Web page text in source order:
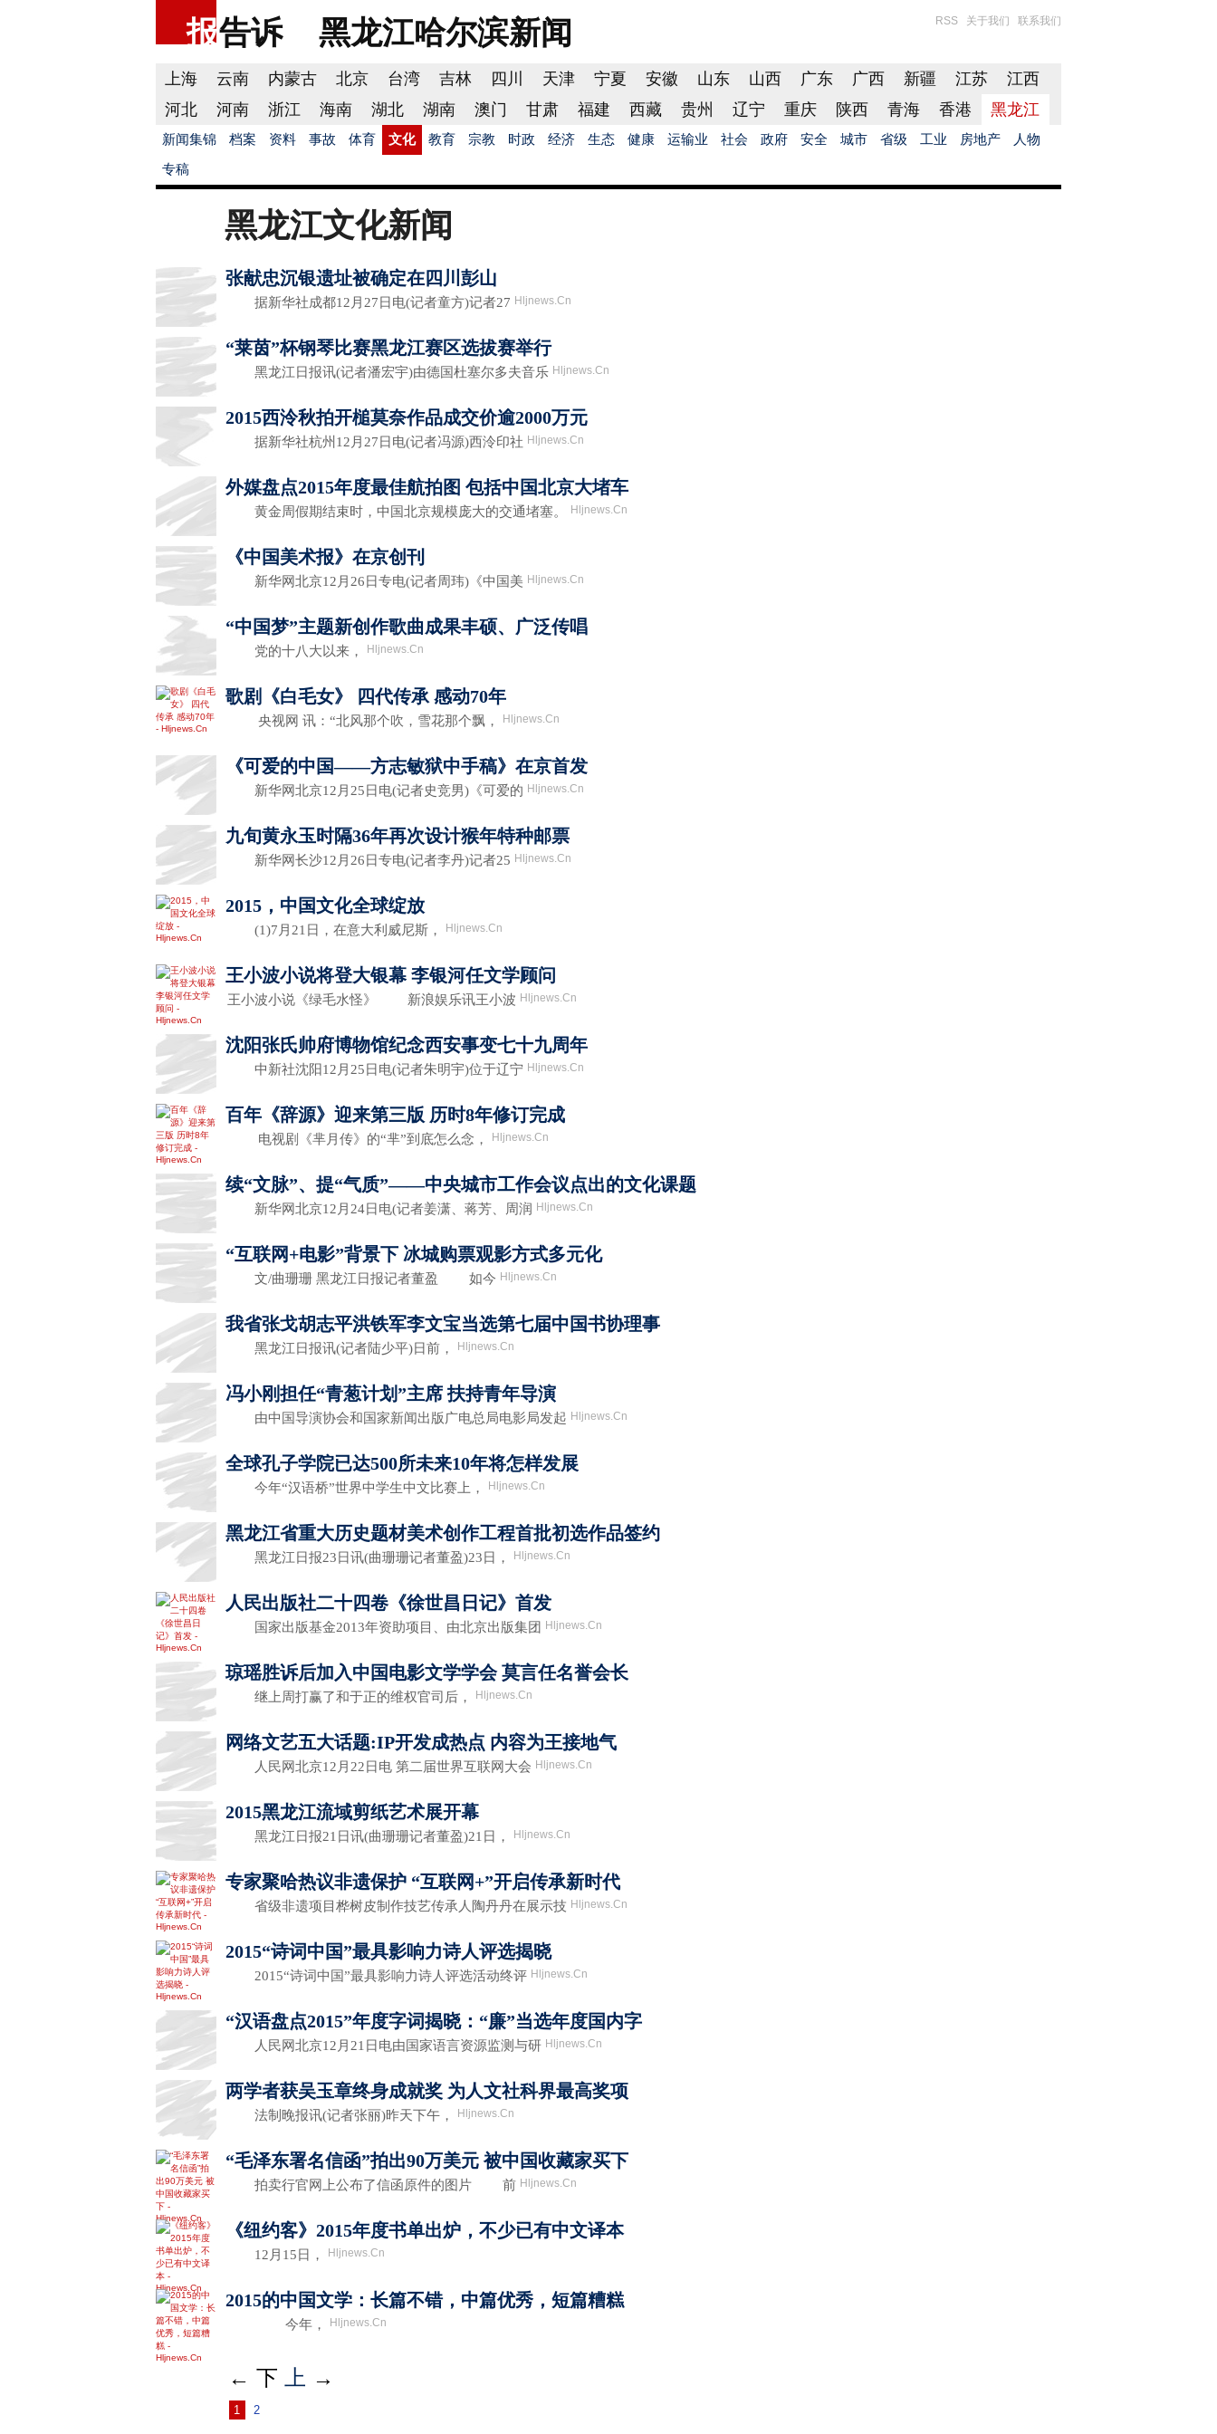
报告诉 黑龙江哈尔滨新闻 RSS 关于我们 联系我们
上海 云南 内蒙古 北京 台湾 吉林 四川 天津 宁夏 安徽 山东 山西 广东 广西 新疆 江苏
江西
河北
河南 浙江 海南 湖北 湖南 澳门 甘肃 福建 西藏 贵州 辽宁 重庆 陕西 青海 香港 黑龙江
新闻集锦 档案 资料 事故 体育 文化 教育 宗教 时政 经济 生态 健康 运输业 社会 政府 安全 城市 省级 工业 房地产 人物
专稿
黑龙江文化新闻
张献忠沉银遗址被确定在四川彭山
据新华社成都12月27日电(记者童方)记者27 Hljnews.Cn
“莱茵”杯钢琴比赛黑龙江赛区选拔赛举行
黑龙江日报讯(记者潘宏宇)由德国杜塞尔多夫音乐 Hljnews.Cn
2015西泠秋拍开槌莫奈作品成交价逾2000万元
据新华社杭州12月27日电(记者冯源)西泠印社 Hljnews.Cn
外媒盘点2015年度最佳航拍图 包括中国北京大堵车
黄金周假期结束时，中国北京规模庞大的交通堵塞。 Hljnews.Cn
《中国美术报》在京创刊
新华网北京12月26日专电(记者周玮)《中国美 Hljnews.Cn
“中国梦”主题新创作歌曲成果丰硕、广泛传唱
党的十八大以来， Hljnews.Cn
歌剧《白毛女》 四代传承 感动70年
央视网 讯：“北风那个吹，雪花那个飘， Hljnews.Cn
《可爱的中国——方志敏狱中手稿》在京首发
新华网北京12月25日电(记者史竞男)《可爱的 Hljnews.Cn
九旬黄永玉时隔36年再次设计猴年特种邮票
新华网长沙12月26日专电(记者李丹)记者25 Hljnews.Cn
2015，中国文化全球绽放
(1)7月21日，在意大利威尼斯， Hljnews.Cn
王小波小说将登大银幕 李银河任文学顾问
王小波小说《绿毛水怪》 新浪娱乐讯王小波 Hljnews.Cn
沈阳张氏帅府博物馆纪念西安事变七十九周年
中新社沈阳12月25日电(记者朱明宇)位于辽宁 Hljnews.Cn
百年《辞源》迎来第三版 历时8年修订完成
电视剧《芈月传》的“芈”到底怎么念， Hljnews.Cn
续“文脉”、提“气质”——中央城市工作会议点出的文化课题
新华网北京12月24日电(记者姜潇、蒋芳、周润 Hljnews.Cn
“互联网+电影”背景下 冰城购票观影方式多元化
文/曲珊珊 黑龙江日报记者董盈 如今 Hljnews.Cn
我省张戈胡志平洪铁军李文宝当选第七届中国书协理事
黑龙江日报讯(记者陆少平)日前， Hljnews.Cn
冯小刚担任“青葱计划”主席 扶持青年导演
由中国导演协会和国家新闻出版广电总局电影局发起 Hljnews.Cn
全球孔子学院已达500所未来10年将怎样发展
今年“汉语桥”世界中学生中文比赛上， Hljnews.Cn
黑龙江省重大历史题材美术创作工程首批初选作品签约
黑龙江日报23日讯(曲珊珊记者董盈)23日， Hljnews.Cn
人民出版社二十四卷《徐世昌日记》首发
国家出版基金2013年资助项目、由北京出版集团 Hljnews.Cn
琼瑶胜诉后加入中国电影文学学会 莫言任名誉会长
继上周打赢了和于正的维权官司后， Hljnews.Cn
网络文艺五大话题:IP开发成热点 内容为王接地气
人民网北京12月22日电 第二届世界互联网大会 Hljnews.Cn
2015黑龙江流域剪纸艺术展开幕
黑龙江日报21日讯(曲珊珊记者董盈)21日， Hljnews.Cn
专家聚哈热议非遗保护 “互联网+”开启传承新时代
省级非遗项目桦树皮制作技艺传承人陶丹丹在展示技 Hljnews.Cn
2015“诗词中国”最具影响力诗人评选揭晓
2015“诗词中国”最具影响力诗人评选活动终评 Hljnews.Cn
“汉语盘点2015”年度字词揭晓：“廉”当选年度国内字
人民网北京12月21日电由国家语言资源监测与研 Hljnews.Cn
两学者获吴玉章终身成就奖 为人文社科界最高奖项
法制晚报讯(记者张丽)昨天下午， Hljnews.Cn
“毛泽东署名信函”拍出90万美元 被中国收藏家买下
拍卖行官网上公布了信函原件的图片 前 Hljnews.Cn
《纽约客》2015年度书单出炉，不少已有中文译本
12月15日， Hljnews.Cn
2015的中国文学：长篇不错，中篇优秀，短篇糟糕
今年， Hljnews.Cn
← 下 上 →
1 2